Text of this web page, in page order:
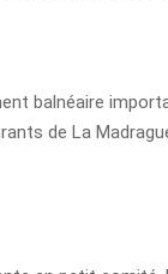
balnéaire
de La